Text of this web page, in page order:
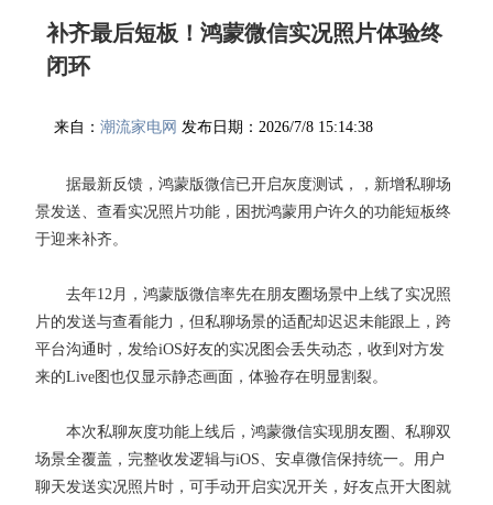
补齐最后短板！鸿蒙微信实况照片体验终
闭环
来自：潮流家电网 发布日期：2026/7/8 15:14:38
据最新反馈，鸿蒙版微信已开启灰度测试，，新增私聊场
景发送、查看实况照片功能，困扰鸿蒙用户许久的功能短板终
于迎来补齐。
去年12月，鸿蒙版微信率先在朋友圈场景中上线了实况照
片的发送与查看能力，但私聊场景的适配却迟迟未能跟上，跨
平台沟通时，发给iOS好友的实况图会丢失动态，收到对方发
来的Live图也仅显示静态画面，体验存在明显割裂。
本次私聊灰度功能上线后，鸿蒙微信实现朋友圈、私聊双
场景全覆盖，完整收发逻辑与iOS、安卓微信保持统一。用户
聊天发送实况照片时，可手动开启实况开关，好友点开大图就